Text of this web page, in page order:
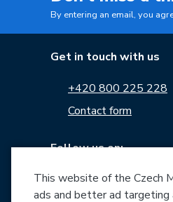
By entering an email, you
Get in touch with us
+420 800 225 228
Contact form
Follow us on:
This website of the Czech
ads and better ad